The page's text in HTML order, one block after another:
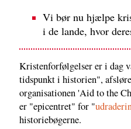
Vi bør nu hjælpe
i de lande, hvor
Kristenforfølgelser er i dag
tidspunkt i historien",
organisationen 'Aid to the
er "epicentret" for "
historiebøgerne.